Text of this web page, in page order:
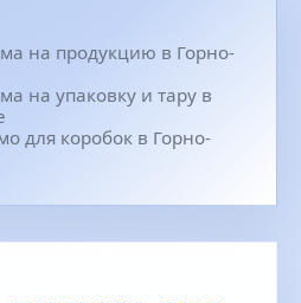
на продукцию в Горно-
на упаковку и тару в
для коробок в Горно-